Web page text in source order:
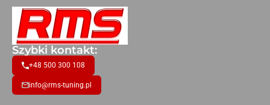
Szybki kontakt:
+48 500 300 108
info@rms-tuning.pl